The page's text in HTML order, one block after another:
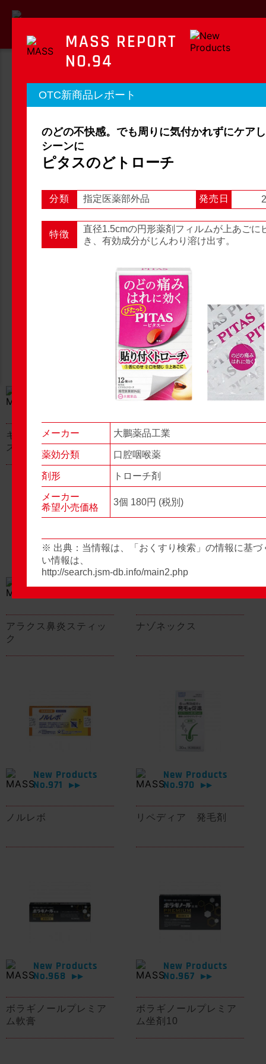
MASS REPORT
マスレポート
OTC新商品レポート 店頭観察レポート
OTC新商品レポート 店頭観察
キャベジンコーワαプラ
ス顆粒
New Products
No.976
▶▶
グロンサン用刃棒
アラクス鼻炎スティッ
ク
ナゾネックス
New Products
No.971
▶▶
ノルレボ
New Products
No.970
▶▶
リペディア 発毛剤
New Products
No.968
▶▶
ボラギノールプレミア
ム軟膏
New Products
No.967
▶▶
ボラギノールプレミア
ム坐剤10
MASS REPORT
NO.94
OTC新商品レポート
のどの不快感。でも周りに気付かれずにケア
シーンに
ピタスのどトローチ
分類 指定医薬部外品 発売日
特徴
直径1.5cmの円形薬剤フィルムが上あごに
き、有効成分がじんわり溶け出す。
メーカー 大鵬薬品工業
薬効分類 口腔咽喉薬
剤形 トローチ剤
メーカー
希望小売価格
3個 180円 (税別)
※ 出典：当情報は、「おくすり検索」の情報に基づ
い情報は、
http://search.jsm-db.info/main2.php